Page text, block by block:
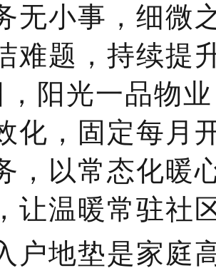
无小事，细微
难题，持续提
阳光一品物业
化，固定每月
，以常态化暖
让温暖常驻社
户地垫是家庭